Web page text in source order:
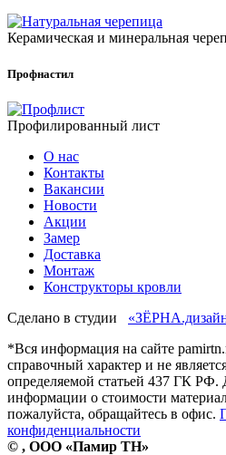
Керамическая и минеральная
Профнастил
Профилированный лист
О нас
Контакты
Вакансии
Новости
Акции
Замер
Доставка
Монтаж
Конструкторы кровли
Сделано в студии
*Вся информация на сайте
справочный характер и не
определяемой статьей 437 ГК РФ.
информации о стоимости
пожалуйста, обращайтесь в офис.
конфиденциальности
© , ООО «Памир ТН»